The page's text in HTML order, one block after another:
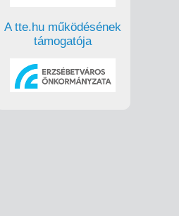
A tte.hu működésének
támogatója